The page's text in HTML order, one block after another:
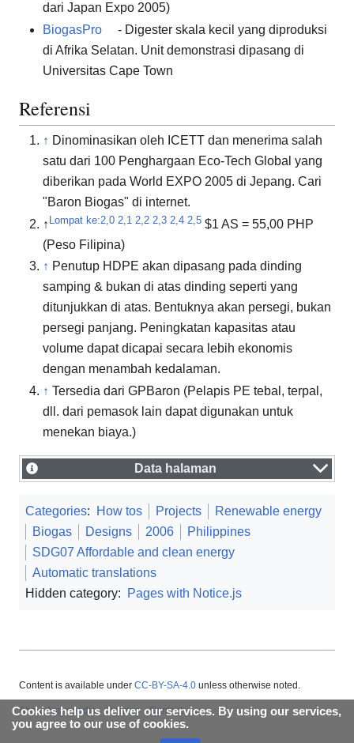
dari Japan Expo 2005)
BiogasPro
- Digester skala kecil yang diproduksi
di Afrika Selatan. Unit demonstrasi dipasang di
Universitas Cape Town
Referensi
↑ Dinominasikan oleh ICETT dan menerima salah
satu dari 100 Penghargaan Eco-Tech Global yang
diberikan pada World EXPO 2005 di Jepang. Cari
"Baron Biogas" di internet.
↑ Lompat ke:2,0 2,1 2,2 2,3 2,4 2,5 $1 AS = 55,00 PHP
(Peso Filipina)
↑ Penutup HDPE akan dipasang pada dinding
samping & bukan di atas dinding seperti yang
ditunjukkan di atas. Bentuknya akan persegi, bukan
persegi panjang. Peningkatan kapasitas atau
volume dapat dicapai secara lebih ekonomis
dengan menambah kedalaman.
↑ Tersedia dari GPBaron (Pelapis PE tebal, terpal,
dll. dari pemasok lain dapat digunakan untuk
menekan biaya.)
Data halaman
Categories: How tos Projects
Renewable energy
Biogas
Designs 2006
Philippines
SDG07 Affordable and clean energy
Automatic translations
Hidden category:
Pages with Notice.js
Cookies help us deliver our services. By using our services,
you agree to our use of cookies.
Content is available under CC-BY-SA-4.0 unless otherwise noted.
About Appropedia Policies Contact